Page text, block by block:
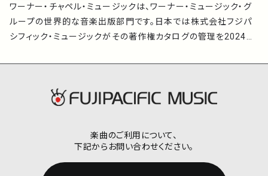
ワーナー・チャペル・ミュージックは、ワーナー・ミュージック・グ
ループの世界的な音楽出版部門です。日本では株式会社フジパ
シフィック・ミュージックがその著作権カタログの管理を2024年
楽曲のご利用について、
下記からお問い合わせください。